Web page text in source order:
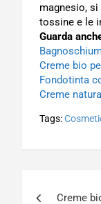
magnesio,
tossine e le
Guarda
Creme bio
Fondotinta
Creme
Tags:
Creme